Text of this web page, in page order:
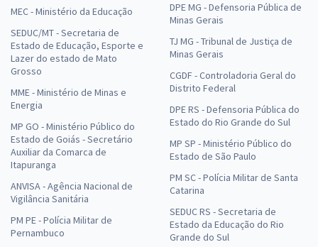
MEC - Ministério da Educação
SEDUC/MT - Secretaria de
Estado de Educação, Esporte e
Lazer do estado de Mato
Grosso
MME - Ministério de Minas e
Energia
MP GO - Ministério Público do
Estado de Goiás - Secretário
Auxiliar da Comarca de
Itapuranga
ANVISA - Agência Nacional de
Vigilância Sanitária
PM PE - Polícia Militar de
Pernambuco
DPE MG - Defensoria Pública de
Minas Gerais
TJ MG - Tribunal de Justiça de
Minas Gerais
CGDF - Controladoria Geral do
Distrito Federal
DPE RS - Defensoria Pública do
Estado do Rio Grande do Sul
MP SP - Ministério Público do
Estado de São Paulo
PM SC - Polícia Militar de Santa
Catarina
SEDUC RS - Secretaria de
Estado da Educação do Rio
Grande do Sul